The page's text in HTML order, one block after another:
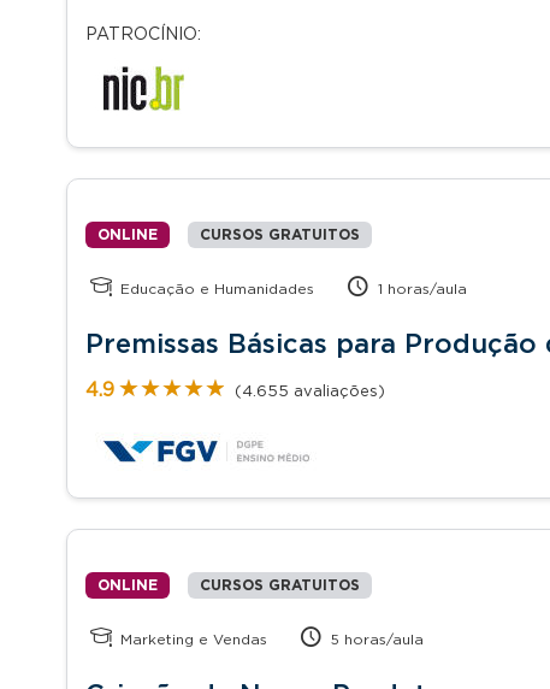
PATROCÍNIO:
ONLINE CURSOS GRATUITOS
Educação e Humanidades 1 horas/aula
Premissas Básicas para
4.9 ★★★★★
★★★★★ (4.655 avaliações)
ONLINE CURSOS GRATUITOS
Marketing e Vendas 5 horas/aula